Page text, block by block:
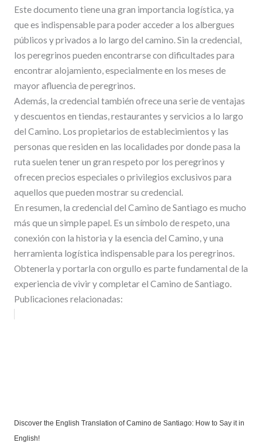
Este documento tiene una gran importancia logística, ya
que es indispensable para poder acceder a los albergues
públicos y privados a lo largo del camino. Sin la credencial,
los peregrinos pueden encontrarse con dificultades para
encontrar alojamiento, especialmente en los meses de
mayor afluencia de peregrinos.
Además, la credencial también ofrece una serie de ventajas
y descuentos en tiendas, restaurantes y servicios a lo largo
del Camino. Los propietarios de establecimientos y las
personas que residen en las localidades por donde pasa la
ruta suelen tener un gran respeto por los peregrinos y
ofrecen precios especiales o privilegios exclusivos para
aquellos que pueden mostrar su credencial.
En resumen, la credencial del Camino de Santiago es mucho
más que un simple papel. Es un símbolo de respeto, una
conexión con la historia y la esencia del Camino, y una
herramienta logística indispensable para los peregrinos.
Obtenerla y portarla con orgullo es parte fundamental de la
experiencia de vivir y completar el Camino de Santiago.
Publicaciones relacionadas:
Discover the English Translation of Camino de Santiago: How to Say it in
English!